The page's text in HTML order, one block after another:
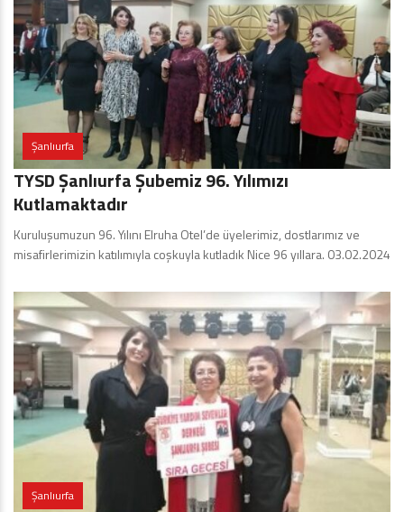
Şanlıurfa
TYSD Şanlıurfa Şubemiz 96. Yılımızı
Kutlamaktadır
Kuruluşumuzun 96. Yılını Elruha Otel’de üyelerimiz, dostlarımız ve
misafirlerimizin katılımıyla coşkuyla kutladık Nice 96 yıllara. 03.02.2024
Şanlıurfa